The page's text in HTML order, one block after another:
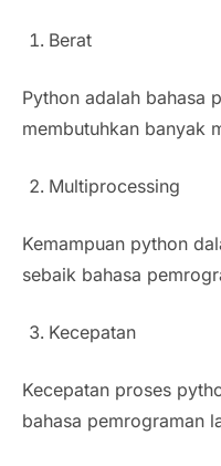
Berat
Python adalah bahasa
membutuhkan banyak
Multiprocessing
Kemampuan python
sebaik bahasa
Kecepatan
Kecepatan proses
bahasa pemrograman